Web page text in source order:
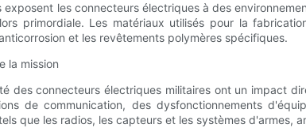
exposent les connecteurs électriques à des
primordiale. Les matériaux utilisés pour la
et les revêtements polymères spécifiques.
la mission
des connecteurs électriques militaires ont un impact
de communication, des dysfonctionnements
que les radios, les capteurs et les systèmes d'armes,